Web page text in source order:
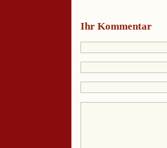
Ihr Kommentar